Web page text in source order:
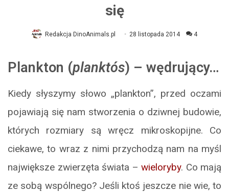
się
Redakcja DinoAnimals.pl 28 listopada 2014 4
Plankton (planktós) – wędrujący…
Kiedy słyszymy słowo „plankton”, przed oczami
pojawiają się nam stworzenia o dziwnej budowie,
których rozmiary są wręcz mikroskopijne. Co
ciekawe, to wraz z nimi przychodzą nam na myśl
największe zwierzęta świata – wieloryby. Co mają
ze sobą wspólnego? Jeśli ktoś jeszcze nie wie, to